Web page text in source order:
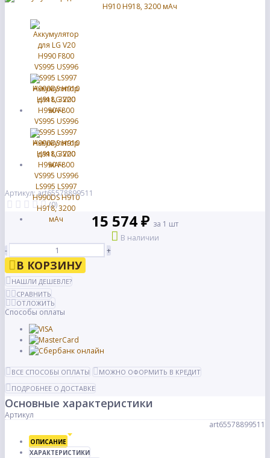
Артикул: art65578899511
(0)
15 574 ₽ за 1 шт
В наличии
-
+
В КОРЗИНУ
НАШЛИ ДЕШЕВЛЕ?
СРАВНИТЬ
ОТЛОЖИТЬ
Способы оплаты
ВСЕ СПОСОБЫ ОПЛАТЫ
МОЖНО ОФОРМИТЬ В КРЕДИТ
ПОДРОБНЕЕ О ДОСТАВКЕ
Основные характеристики
Артикул
art65578899511
ОПИСАНИЕ
ХАРАКТЕРИСТИКИ